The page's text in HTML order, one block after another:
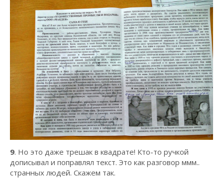
9. Но это даже трешак в квадрате! Кто-то ручкой
дописывал и поправлял текст. Это как разговор ммм..
странных людей. Скажем так.